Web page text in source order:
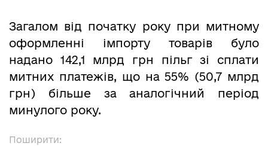
Поширити:
Загалом від початку року при митному
оформленні імпорту товарів було
надано 142,1 млрд грн пільг зі сплати
митних платежів, що на 55% (50,7 млрд
грн) більше за аналогічний період
минулого року.